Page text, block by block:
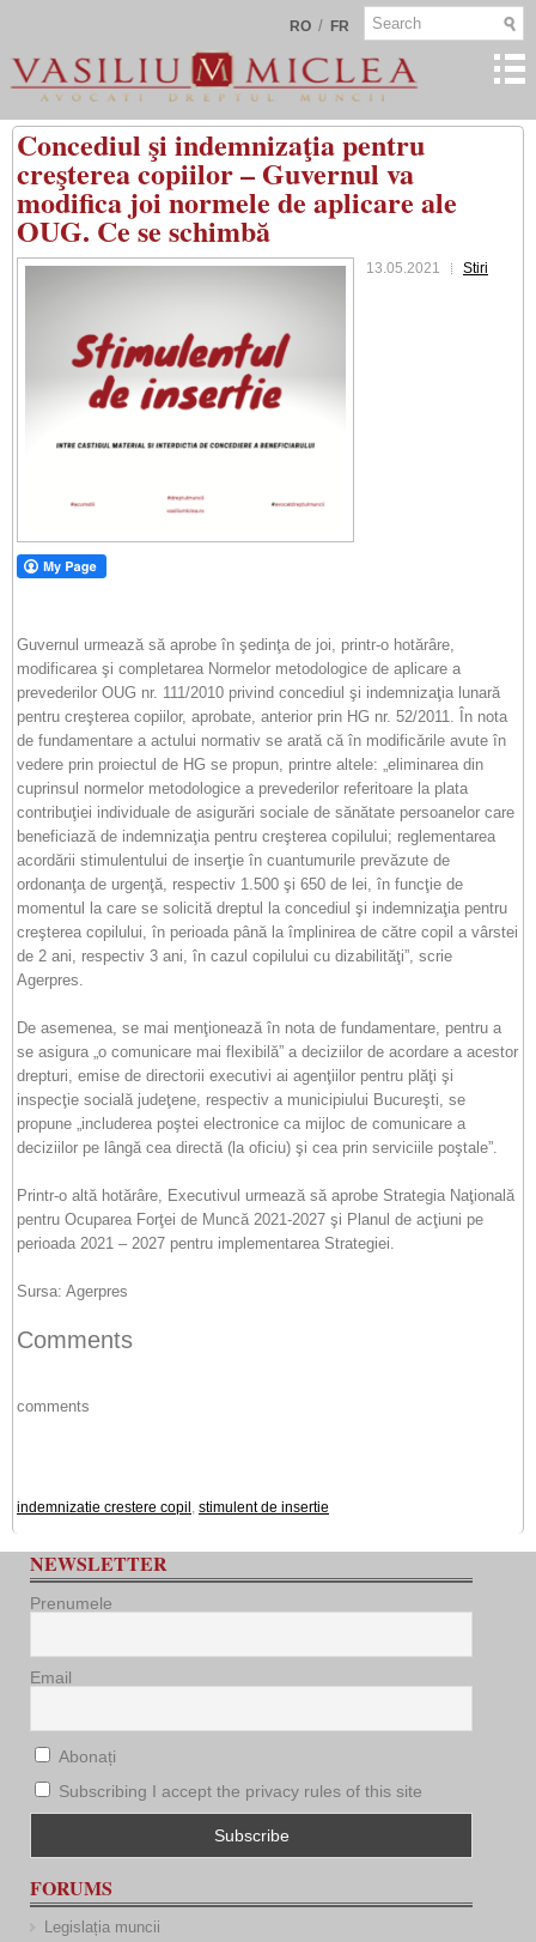
RO / FR
Concediul şi indemnizaţia pentru
creşterea copiilor – Guvernul va
modifica joi normele de aplicare ale
OUG. Ce se schimbă
13.05.2021 Stiri
Guvernul urmează să aprobe în şedinţa de joi, printr-o hotărâre,
modificarea şi completarea Normelor metodologice de aplicare a
prevederilor OUG nr. 111/2010 privind concediul şi indemnizaţia lunară
pentru creşterea copiilor, aprobate, anterior prin HG nr. 52/2011. În nota
de fundamentare a actului normativ se arată că în modificările avute în
vedere prin proiectul de HG se propun, printre altele: „eliminarea din
cuprinsul normelor metodologice a prevederilor referitoare la plata
contribuţiei individuale de asigurări sociale de sănătate persoanelor care
beneficiază de indemnizaţia pentru creşterea copilului; reglementarea
acordării stimulentului de inserţie în cuantumurile prevăzute de
ordonanţa de urgenţă, respectiv 1.500 şi 650 de lei, în funcţie de
momentul la care se solicită dreptul la concediul şi indemnizaţia pentru
creşterea copilului, în perioada până la împlinirea de către copil a vârstei
de 2 ani, respectiv 3 ani, în cazul copilului cu dizabilităţi”, scrie
Agerpres.
De asemenea, se mai menţionează în nota de fundamentare, pentru a
se asigura „o comunicare mai flexibilă” a deciziilor de acordare a acestor
drepturi, emise de directorii executivi ai agenţiilor pentru plăţi şi
inspecţie socială judeţene, respectiv a municipiului Bucureşti, se
propune „includerea poştei electronice ca mijloc de comunicare a
deciziilor pe lângă cea directă (la oficiu) şi cea prin serviciile poştale”.
Printr-o altă hotărâre, Executivul urmează să aprobe Strategia Naţională
pentru Ocuparea Forţei de Muncă 2021-2027 şi Planul de acţiuni pe
perioada 2021 – 2027 pentru implementarea Strategiei.
Sursa: Agerpres
Comments
comments
indemnizatie crestere copil , stimulent de insertie
NEWSLETTER
Prenumele
Email
Abonați
Subscribing I accept the privacy rules of this site
FORUMS
Legislația muncii